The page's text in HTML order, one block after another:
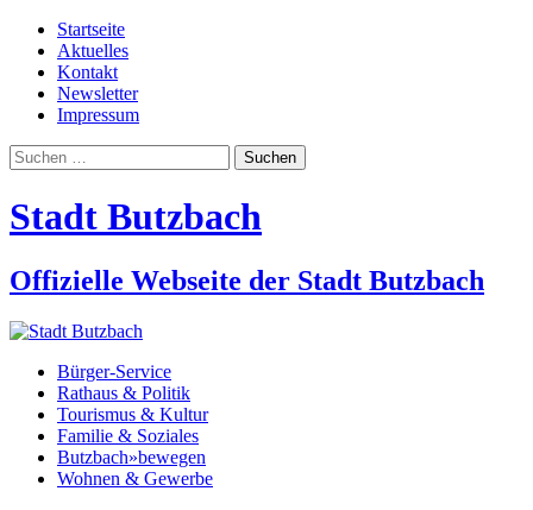
Startseite
Aktuelles
Kontakt
Newsletter
Impressum
Suchen
nach:
Stadt Butzbach
Offizielle Webseite der Stadt Butzbach
Bürger-Service
Rathaus & Politik
Tourismus & Kultur
Familie & Soziales
Butzbach»bewegen
Wohnen & Gewerbe